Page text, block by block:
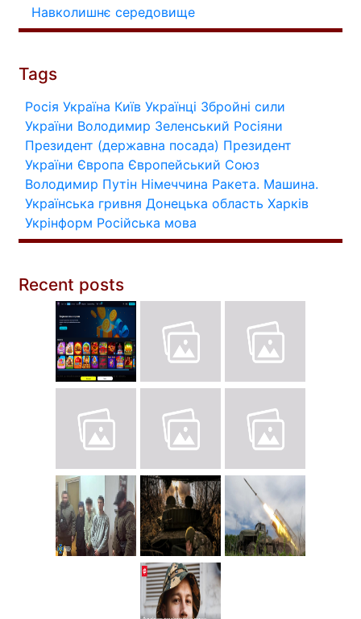
Навколишнє середовище
Tags
Росія Україна Київ Українці Збройні сили
України Володимир Зеленський Росіяни
Президент (державна посада) Президент
України Європа Європейський Союз
Володимир Путін Німеччина Ракета. Машина.
Українська гривня Донецька область Харків
Укрінформ Російська мова
Recent posts